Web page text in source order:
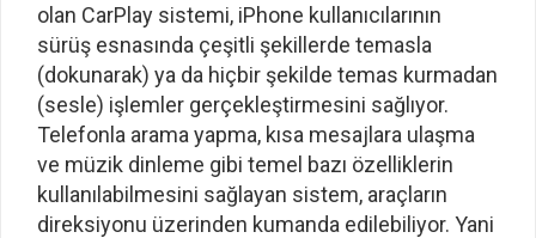
olan CarPlay sistemi, iPhone kullanıcılarının
sürüş esnasında çeşitli şekillerde temasla
(dokunarak) ya da hiçbir şekilde temas kurmadan
(sesle) işlemler gerçekleştirmesini sağlıyor.
Telefonla arama yapma, kısa mesajlara ulaşma
ve müzik dinleme gibi temel bazı özelliklerin
kullanılabilmesini sağlayan sistem, araçların
direksiyonu üzerinden kumanda edilebiliyor. Yani